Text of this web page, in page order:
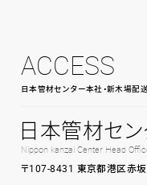
ACCESS
日本管材センター本社・新木場配
日本管材セ
Nippon kanzai Center Head
〒107-8431 東京都港区赤